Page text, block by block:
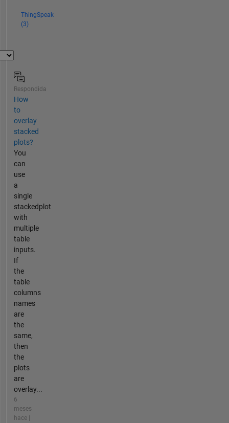
ThingSpeak
(3)
Respondida
How
to
overlay
stacked
plots?
You
can
use
a
single
stackedplot
with
multiple
table
inputs.
If
the
table
columns
names
are
the
same,
then
the
plots
are
overlay...
6
meses
hace |